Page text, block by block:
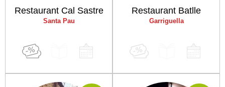
Restaurant Cal Sastre
Santa Pau
Restaurant Batlle
Garriguella